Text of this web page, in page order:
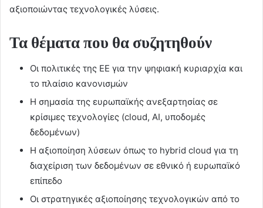
αξιοποιώντας τεχνολογικές λύσεις.
Τα θέματα που θα συζητηθούν
Οι πολιτικές της ΕΕ για την ψηφιακή κυριαρχία και
το πλαίσιο κανονισμών
Η σημασία της ευρωπαϊκής ανεξαρτησίας σε
κρίσιμες τεχνολογίες (cloud, AI, υποδομές
δεδομένων)
Η αξιοποίηση λύσεων όπως το hybrid cloud για τη
διαχείριση των δεδομένων σε εθνικό ή ευρωπαϊκό
επίπεδο
Οι στρατηγικές αξιοποίησης τεχνολογικών από το